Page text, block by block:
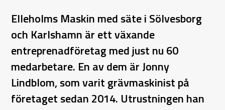
Elleholms Maskin med säte i Sölvesborg
och Karlshamn är ett växande
entreprenadföretag med just nu 60
medarbetare. En av dem är Jonny
Lindblom, som varit grävmaskinist på
företaget sedan 2014. Utrustningen han